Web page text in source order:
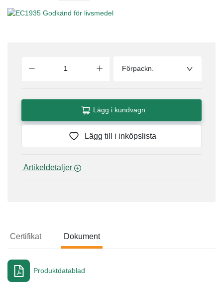
Förpackn.
Lägg i kundvagn
Lägg till i inköpslista
Certifikat Dokument
Dokument
Produktdatablad